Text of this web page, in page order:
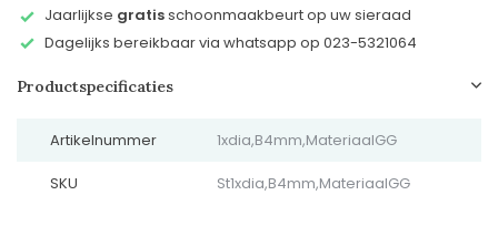
Jaarlijkse gratisschoonmaakbeurt op uw sieraad
Dagelijks bereikbaar via whatsapp op 023-5321064
Productspecificaties
Artikelnummer 1xdia,B4mm,MateriaalGG
SKU St1xdia,B4mm,MateriaalGG